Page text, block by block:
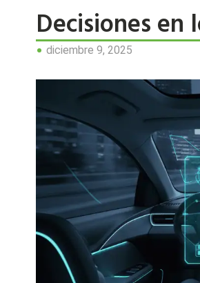
Decisiones en
diciembre 9, 2025